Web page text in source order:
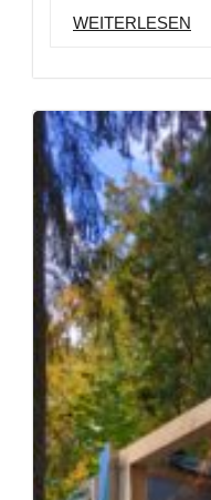
WEITERLESEN